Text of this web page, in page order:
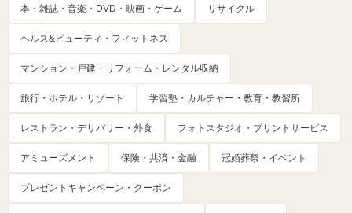
本・雑誌・音楽・DVD・映画・ゲーム リサイクル
ヘルス&ビューティ・フィットネス
マンション・戸建・リフォーム・レンタル収納
旅行・ホテル・リゾート 学習塾・カルチャー・教育・教習所
レストラン・デリバリー・外食 フォトスタジオ・プリントサービス
アミューズメント 保険・共済・金融 冠婚葬祭・イベント
プレゼントキャンペーン・クーポン